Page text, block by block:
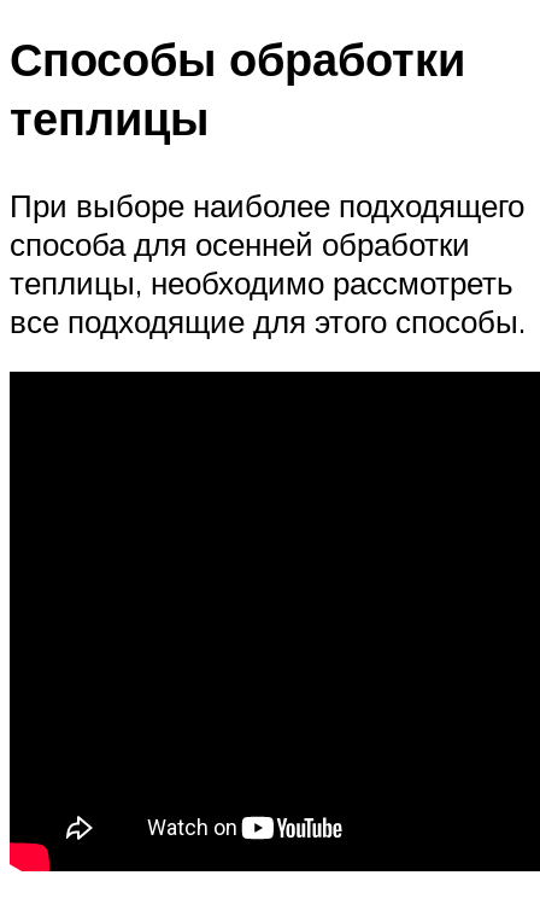
Способы обработки
теплицы
При выборе наиболее подходящего
способа для осенней обработки
теплицы, необходимо рассмотреть
все подходящие для этого способы.